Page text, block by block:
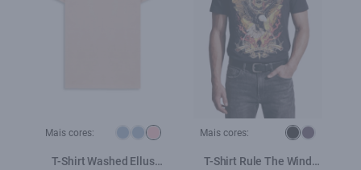
Mais cores:
T-Shirt Washed Ellus
Mais cores:
T-Shirt Rule The Wind